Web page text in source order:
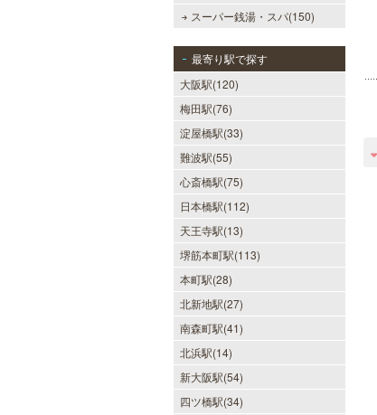
スーパー銭湯・スパ(150)
最寄り駅で探す
大阪駅(120)
梅田駅(76)
淀屋橋駅(33)
難波駅(55)
心斎橋駅(75)
日本橋駅(112)
天王寺駅(13)
堺筋本町駅(113)
本町駅(28)
北新地駅(27)
南森町駅(41)
北浜駅(14)
新大阪駅(54)
四ツ橋駅(34)